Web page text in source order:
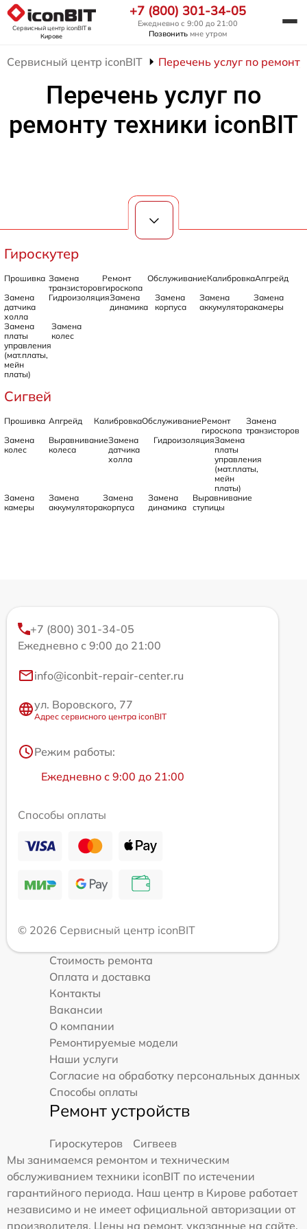
Сервисный центр iconBITв
Кирове
+7 (800) 301-34-05
Ежедневно с 9:00 до 21:00
Позвонить мне утром
Сервисный центр iconBIT Перечень услуг по
Перечень услуг по
ремонту техники iconBIT
Гироскутер
Прошивка Замена
транзисторов
Ремонт
гироскопа
ОбслуживаниеКалибровкаАпгрейд
Замена
датчика
холла
ГидроизоляцияЗамена
динамика
Замена
корпуса
Замена
аккумулятора
Замена
камеры
Замена
платы
управления
(мат.платы,
мейн
платы)
Замена
колес
Сигвей
Прошивка Апгрейд КалибровкаОбслуживаниеРемонт
гироскопа
Замена
транзисторов
Замена
колес
Выравнивание
колеса
Замена
датчика
холла
ГидроизоляцияЗамена
платы
управления
(мат.платы,
мейн
платы)
Замена
камеры
Замена
аккумулятора
Замена
корпуса
Замена
динамика
Выравнивание
ступицы
+7 (800) 301-34-05
Ежедневно с 9:00 до 21:00
info@iconbit-repair-center.ru
ул. Воровского, 77
Адрес сервисного центра iconBIT
Режим работы:
Ежедневно с 9:00 до 21:00
Способы оплаты
© 2026 Сервисный центр iconBIT
Стоимость ремонта
Оплата и доставка
Контакты
Вакансии
О компании
Ремонтируемые модели
Наши услуги
Согласие на обработку персональных данных
Способы оплаты
Ремонт устройств
Гироскутеров
Сигвеев
Мы занимаемся ремонтом и техническим
обслуживанием техники iconBIT по истечении
гарантийного периода. Наш центр в Кирове работает
независимо и не имеет официальной авторизации от
производителя. Цены на ремонт, указанные на сайте,